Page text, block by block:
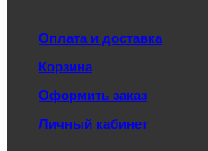
Оплата и доставка
Корзина
Оформить заказ
Личный кабинет